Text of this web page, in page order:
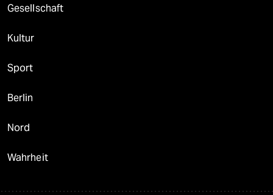
Gesellschaft
Kultur
Sport
Berlin
Nord
Wahrheit